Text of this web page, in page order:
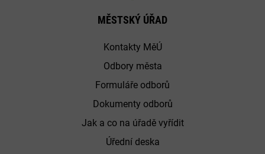
MĚSTSKÝ ÚŘAD
Kontakty MěÚ
Odbory města
Formuláře odborů
Dokumenty odborů
Jak a co na úřadě vyřídit
Úřední deska